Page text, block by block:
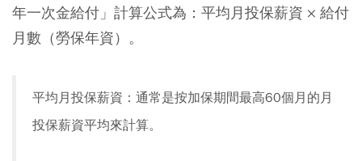
年一次金給付」計算公式為：平均月投保薪資 × 給付
月數（勞保年資）。
平均月投保薪資：通常是按加保期間最高60個月的月
投保薪資平均來計算。